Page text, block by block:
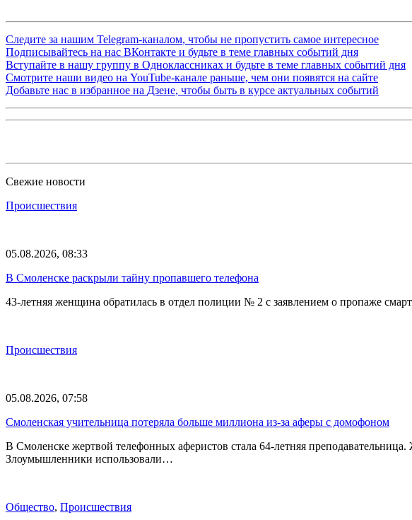
Следите за нашим Telegram-каналом, чтобы не пропустить самое интересное
Подписывайтесь на нас ВКонтакте и будьте в теме главных событий дня
Вступайте в нашу группу в Одноклассниках и будьте в теме главных событий дня
Смотрите наши видео на YouTube-канале раньше, чем они появятся на сайте
Добавьте нас в избранное на Дзене, чтобы быть в курсе актуальных событий
Свежие новости
Происшествия
05.08.2026, 08:33
В Смоленске раскрыли тайну пропавшего телефона
43-летняя женщина обратилась в отдел полиции № 2 с заявлением о пропаже
Происшествия
05.08.2026, 07:58
Смоленская учительница потеряла больше миллиона из-за аферы с домофоном
В Смоленске жертвой телефонных аферистов стала 64-летняя
Злоумышленники использовали…
Общество, Происшествия